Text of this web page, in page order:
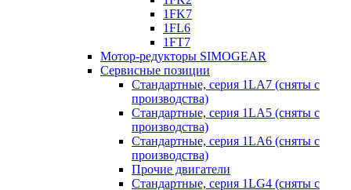
1FK7
1FL6
1FT7
Мотор-редукторы SIMOGEAR
Сервисные позиции
Стандартные, серия 1LA7 (сняты с
производства)
Стандартные, серия 1LA5 (сняты с
производства)
Стандартные, серия 1LA6 (сняты с
производства)
Прочие двигатели
Стандартные, серия 1LG4 (сняты с